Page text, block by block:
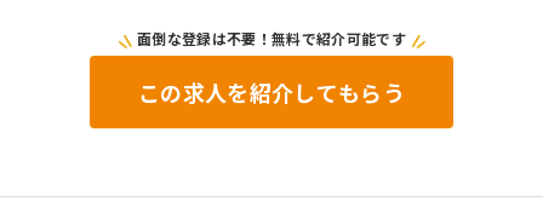
面倒な登録は不要！無料で紹介可能です
この求人を紹介してもらう